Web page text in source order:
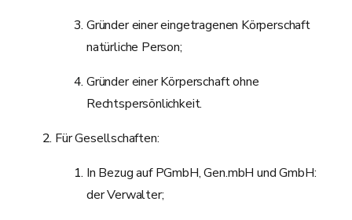
Gründer einer eingetragenen Körperschaft
natürliche Person;
Gründer einer Körperschaft ohne
Rechtspersönlichkeit.
Für Gesellschaften:
In Bezug auf PGmbH, Gen.mbH und GmbH:
der Verwalter;